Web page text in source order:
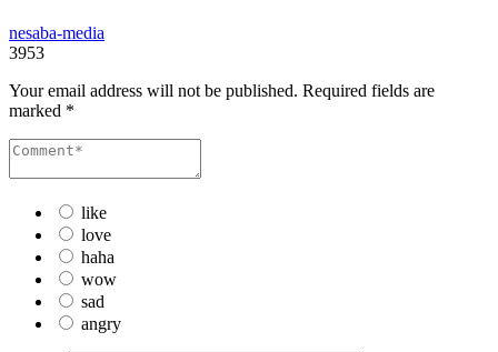
nesaba-media
3953
Your email address will not be published. Required fields are
marked *
like
love
haha
wow
sad
angry